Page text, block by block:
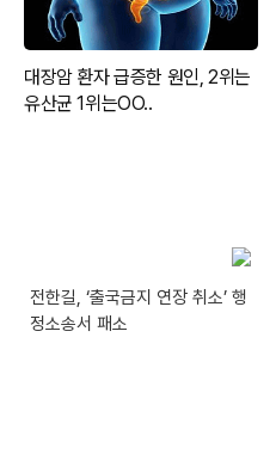
전한길, ‘출국금지 연장 취소’ 행
정소송서 패소